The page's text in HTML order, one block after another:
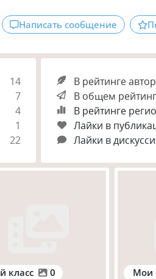
Написать сообщение
14
7
4
1
22
В рейтинге
В общем
В рейтинге
Лайки в
Лайки в
класс 0 Мои